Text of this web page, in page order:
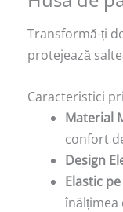
Transformă-ți
protejează
Caracteristici
Material
confort
Design
Elastic
înălțimea